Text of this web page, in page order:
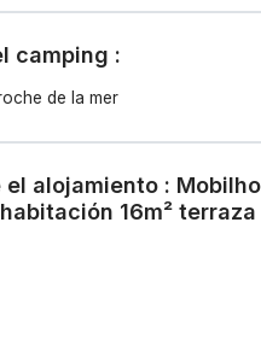
camping :
de la mer
alojamiento :
habitación 16m²